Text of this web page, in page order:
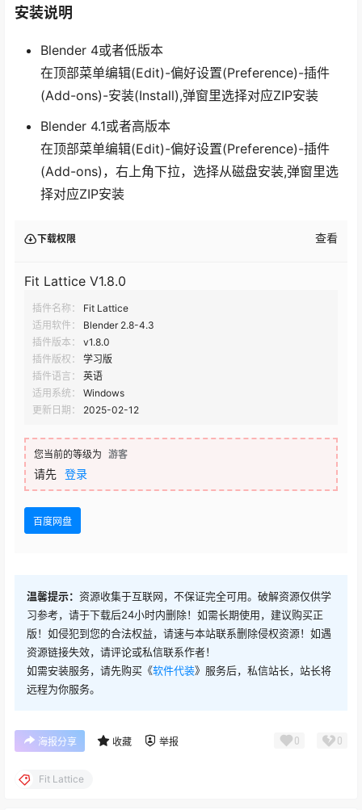
安装说明
Blender 4或者低版本
在顶部菜单编辑(Edit)-偏好设置(Preference)-插件
(Add-ons)-安装(Install),弹窗里选择对应ZIP安装
Blender 4.1或者高版本
在顶部菜单编辑(Edit)-偏好设置(Preference)-插件
(Add-ons)，右上角下拉，选择从磁盘安装,弹窗里选
择对应ZIP安装
下载权限 查看
Fit Lattice V1.8.0
插件名称：
Fit Lattice
适用软件：
Blender 2.8-4.3
插件版本：
v1.8.0
插件版权：
学习版
插件语言：
英语
适用系统：
Windows
更新日期：
2025-02-12
您当前的等级为 游客
请先 登录
百度网盘
温馨提示： 资源收集于互联网，不保证完全可用。破解资源仅供学
习参考，请于下载后24小时内删除！如需长期使用，建议购买正
版！如侵犯到您的合法权益，请速与本站联系删除侵权资源！如遇
资源链接失效，请评论或私信联系作者！
如需安装服务，请先购买《软件代装》服务后，私信站长，站长将
远程为你服务。
海报分享 收藏 举报 0 0
Fit Lattice